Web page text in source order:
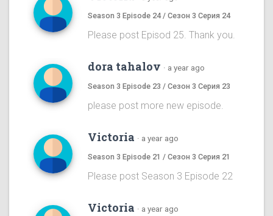
Season 3 Episode 24 / Сезон 3 Серия 24
Please post Episod 25. Thank you.
dora tahalov · a year ago
Season 3 Episode 23 / Сезон 3 Серия 23
please post more new episode.
Victoria · a year ago
Season 3 Episode 21 / Сезон 3 Серия 21
Please post Season 3 Episode 22
Victoria · a year ago